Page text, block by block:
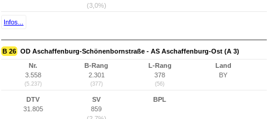
(3,0%)
Infos...
B 26 OD Aschaffenburg-Schönenbornstraße - AS Aschaffenburg-Ost (A 3)
Nr.
3.558
(5.237)
B-Rang
2.301
(377)
L-Rang
378
(56)
Land
BY
DTV
31.805
SV
859
BPL